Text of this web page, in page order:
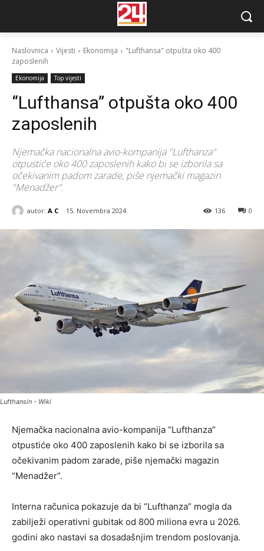
Naslovnica Vijesti Ekonomija
"Lufthansa" otpušta oko 400
zaposlenih
Ekonomija Top vijesti
“Lufthansa” otpušta oko 400
zaposlenih
Njemačka nacionalna avio-kompanija "Lufthanza"
otpustiće oko 400 zaposlenih kako bi se izborila sa
očekivanim padom zarade, piše njemački magazin
"Menadžer".
autor: A C 15. Novembra 2024. 0
136
Lufthansin - Wiki
Njemačka nacionalna avio-kompanija “Lufthanza”
otpustiće oko 400 zaposlenih kako bi se izborila sa
očekivanim padom zarade, piše njemački magazin
“Menadžer”.
Interna računica pokazuje da bi “Lufthanza” mogla da
zabilježi operativni gubitak od 800 miliona evra u 2026.
godini ako nastavi sa dosadašnjim trendom poslovanja.